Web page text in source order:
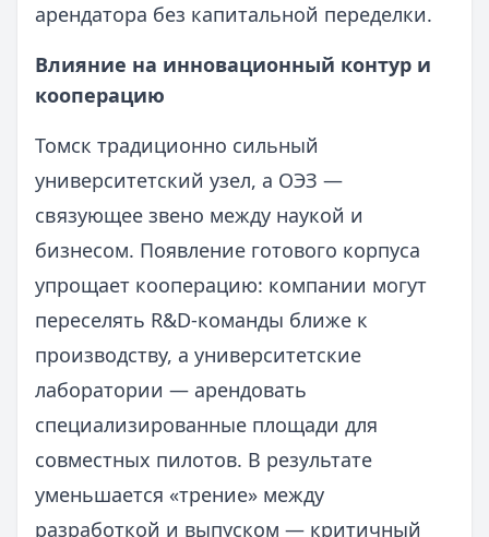
арендатора без капитальной переделки.
Влияние на инновационный контур и
кооперацию
Томск традиционно сильный
университетский узел, а ОЭЗ —
связующее звено между наукой и
бизнесом. Появление готового корпуса
упрощает кооперацию: компании могут
переселять R&D-команды ближе к
производству, а университетские
лаборатории — арендовать
специализированные площади для
совместных пилотов. В результате
уменьшается «трение» между
разработкой и выпуском — критичный